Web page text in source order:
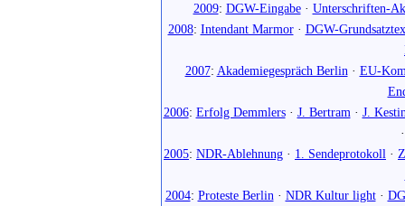
2009: DGW-Eingabe· Unterschriften-
2008: Intendant Marmor· DGW-
2007: Akademiegespräch Berlin · EU-
2006: Erfolg Demmlers· J. Bertram · J.
2005: NDR-Ablehnung · 1. Sendeprotokoll ·
2004: Proteste Berlin · NDR Kultur light·